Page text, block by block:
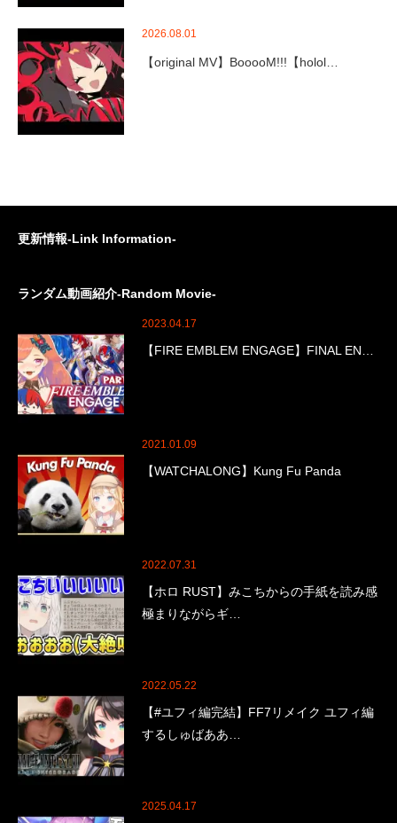
2026.08.01
【original MV】BooooM!!!【holol…
更新情報-Link Information-
ランダム動画紹介-Random Movie-
2023.04.17
【FIRE EMBLEM ENGAGE】FINAL EN…
2021.01.09
【WATCHALONG】Kung Fu Panda
2022.07.31
【ホロ RUST】みこちからの手紙を読み感
極まりながらギ…
2022.05.22
【#ユフィ編完結】FF7リメイク ユフィ編
するしゅばああ…
2025.04.17